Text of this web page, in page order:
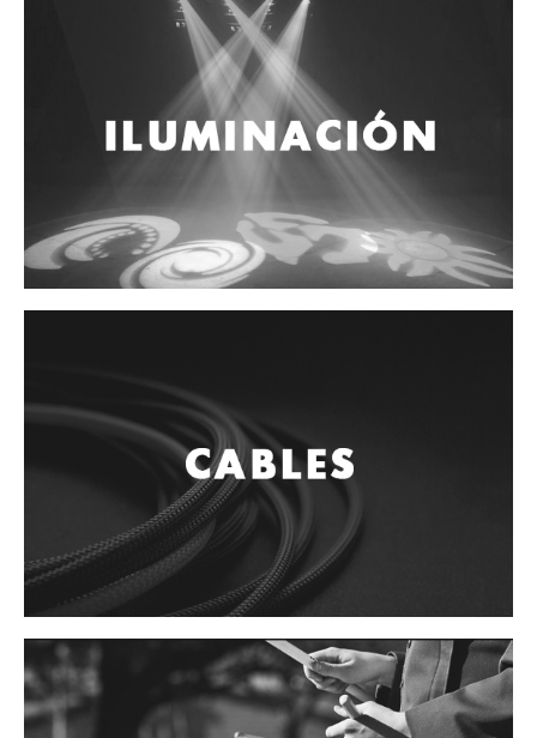
Micrófono
Video y USB
Espigas y conectores
Accesorios
Accesorios
Cuerdas
Cuerdas
Guitarra Metal
Guitarra Nylon